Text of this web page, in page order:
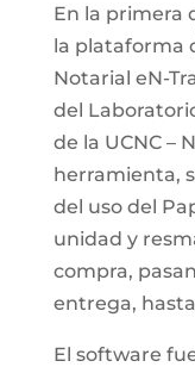
En la primera
la plataforma
Notarial eN-
del
de la UCNC –
herramienta,
del uso del
unidad y
compra,
entrega,
El software